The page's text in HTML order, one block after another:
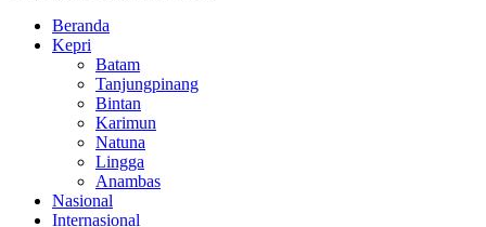
Beranda
Kepri
Batam
Tanjungpinang
Bintan
Karimun
Natuna
Lingga
Anambas
Nasional
Internasional